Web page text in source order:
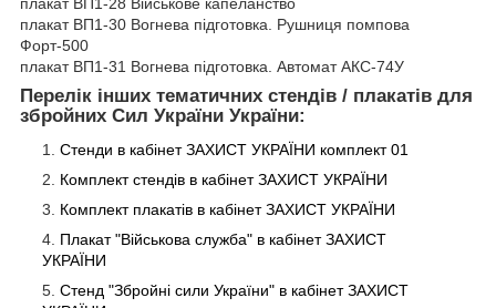
плакат ВП1-28 Військове капеланство
плакат ВП1-30 Вогнева підготовка. Рушниця помпова
Форт-500
плакат ВП1-31 Вогнева підготовка. Автомат АКC-74У
Перелік інших тематичних стендів / плакатів для
збройних Сил України України:
Стенди в кабінет ЗАХИСТ УКРАЇНИ комплект 01
Комплект стендів в кабінет ЗАХИСТ УКРАЇНИ
Комплект плакатів в кабінет ЗАХИСТ УКРАЇНИ
Плакат "Військова служба" в кабінет ЗАХИСТ
УКРАЇНИ
Стенд "Збройні сили України" в кабінет ЗАХИСТ